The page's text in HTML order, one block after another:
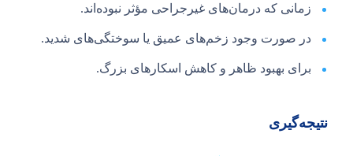
زمانی که درمان‌های غیرجراحی مؤثر نبوده‌اند.
در صورت وجود زخم‌های عمیق یا سوختگی‌های شدید.
برای بهبود ظاهر و کاهش اسکارهای بزرگ.
نتیجه‌گیری